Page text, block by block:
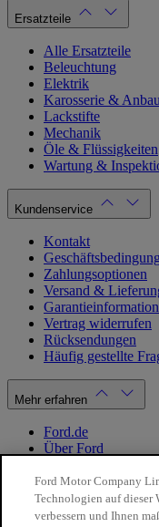
Ersatzteile
Alle Ersatzteile
Beleuchtung
Elektrik
Karosserie &
Lackstifte
Mechanik
Öle & Flüssigkeiten
Wartung &
Kundenservice
Kontakt
Zahlungsoptionen
Versand &
Vertrag widerrufen
Rücksendungen
Häufig gestellte
Mehr erfahren
Ford.de
Über Ford
Impressum
Ford Motor Company
Technologien auf dieser
verbessern und Ihnen